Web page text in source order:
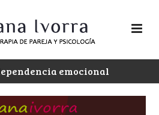
emocional